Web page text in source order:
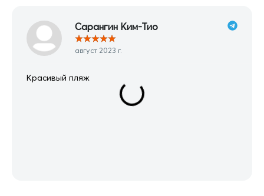
Сарангин Ким-Тио
★★★★★
август 2023 г.
Красивый пляж